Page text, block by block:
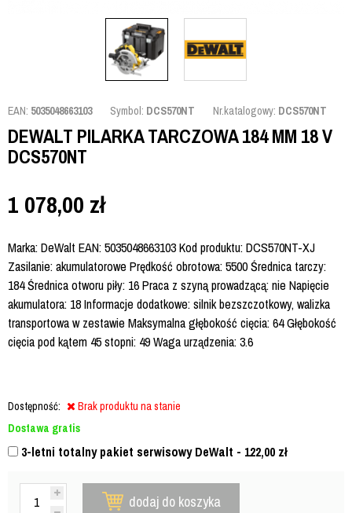
EAN: 5035048663103 Symbol: DCS570NT Nr.katalogowy: DCS570NT
DEWALT PILARKA TARCZOWA 184 MM 18 V
DCS570NT
1 078,00 zł
Marka: DeWalt EAN: 5035048663103 Kod produktu: DCS570NT-XJ
Zasilanie: akumulatorowe Prędkość obrotowa: 5500 Średnica tarczy:
184 Średnica otworu piły: 16 Praca z szyną prowadzącą: nie Napięcie
akumulatora: 18 Informacje dodatkowe: silnik bezszczotkowy, walizka
transportowa w zestawie Maksymalna głębokość cięcia: 64 Głębokość
cięcia pod kątem 45 stopni: 49 Waga urządzenia: 3.6
Dostępność:
Brak produktu na stanie
Dostawa gratis
3-letni totalny pakiet serwisowy DeWalt - 122,00 zł
dodaj do koszyka